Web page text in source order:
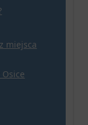
miejsca